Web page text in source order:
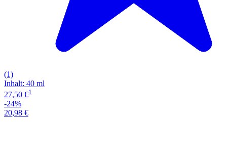
(1)
Inhalt: 40 ml
27,50 €1
-24%
20,98 €